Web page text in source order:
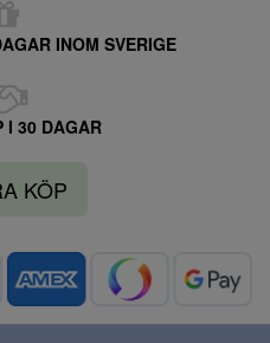
INOM SVERIGE
I 30 DAGAR
KÖP